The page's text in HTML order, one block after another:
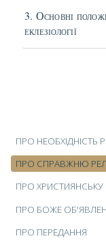
ПРО НЕОБХІДНІСТЬ
ПРО СПРАВЖНЮ
ПРО ХРИСТИЯНСЬКУ
ПРО БОЖЕ
ПРО ПЕРЕДАННЯ
3. Основні
еклезіології